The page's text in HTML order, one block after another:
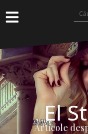
El
Articole